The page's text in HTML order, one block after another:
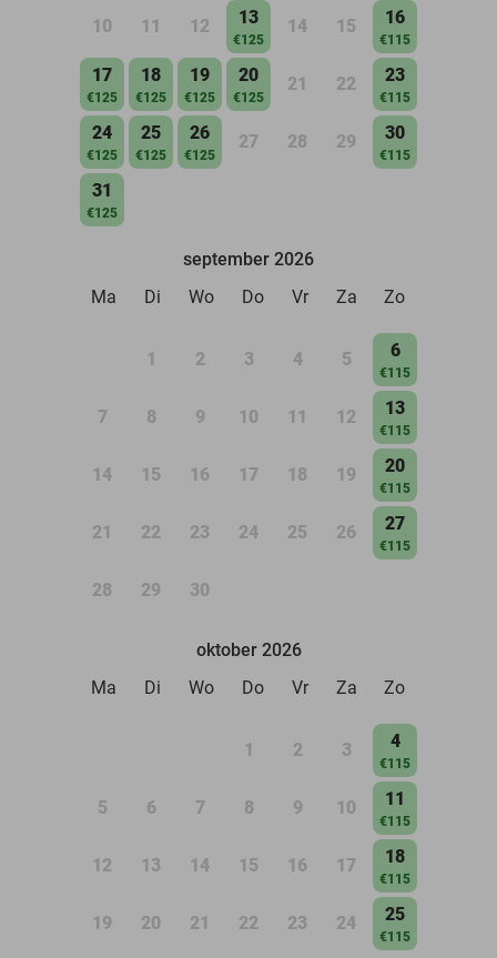
10 11 12 13
€125
14 15 16
€115
17
€125
18
€125
19
€125
20
€125
21 22 23
€115
24
€125
25
€125
26
€125
27 28 29 30
€115
31
€125
september 2026
Ma
Di Wo Do Vr Za Zo
1 2 3 4 5 6
€115
7 8 9 10 11 12 13
€115
14 15 16 17 18 19 20
€115
21 22 23 24 25 26 27
€115
28 29 30
oktober 2026
Ma
Di Wo Do Vr Za Zo
1 2 3 4
€115
5 6 7 8 9 10 11
€115
12 13 14 15 16 17 18
€115
19 20 21 22 23 24 25
€115